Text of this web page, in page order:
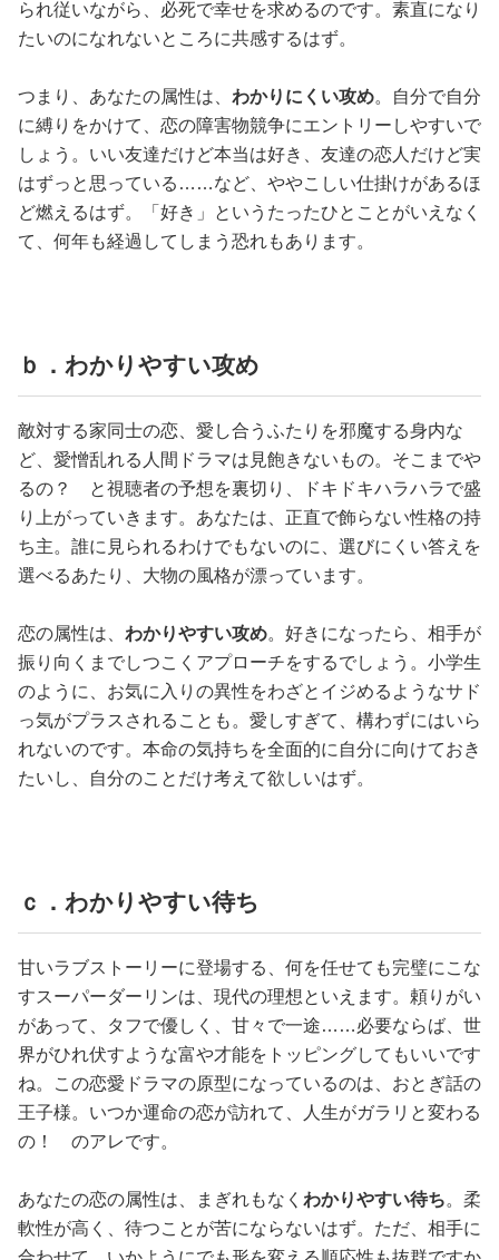
られ従いながら、必死で幸せを求めるのです。素直になり
たいのになれないところに共感するはず。
つまり、あなたの属性は、 わかりにくい攻め。自分で自分
に縛りをかけて、恋の障害物競争にエントリーしやすいで
しょう。いい友達だけど本当は好き、友達の恋人だけど実
はずっと思っている……など、ややこしい仕掛けがあるほ
ど燃えるはず。「好き」というたったひとことがいえなく
て、何年も経過してしまう恐れもあります。
ｂ．わかりやすい攻め
敵対する家同士の恋、愛し合うふたりを邪魔する身内な
ど、愛憎乱れる人間ドラマは見飽きないもの。そこまでや
るの？ と視聴者の予想を裏切り、ドキドキハラハラで盛
り上がっていきます。あなたは、正直で飾らない性格の持
ち主。誰に見られるわけでもないのに、選びにくい答えを
選べるあたり、大物の風格が漂っています。
恋の属性は、 わかりやすい攻め。好きになったら、相手が
振り向くまでしつこくアプローチをするでしょう。小学生
のように、お気に入りの異性をわざとイジめるようなサド
っ気がプラスされることも。愛しすぎて、構わずにはいら
れないのです。本命の気持ちを全面的に自分に向けておき
たいし、自分のことだけ考えて欲しいはず。
ｃ．わかりやすい待ち
甘いラブストーリーに登場する、何を任せても完璧にこな
すスーパーダーリンは、現代の理想といえます。頼りがい
があって、タフで優しく、甘々で一途……必要ならば、世
界がひれ伏すような富や才能をトッピングしてもいいです
ね。この恋愛ドラマの原型になっているのは、おとぎ話の
王子様。いつか運命の恋が訪れて、人生がガラリと変わる
の！ のアレです。
あなたの恋の属性は、まぎれもなく わかりやすい待ち。柔
軟性が高く、待つことが苦にならないはず。ただ、相手に